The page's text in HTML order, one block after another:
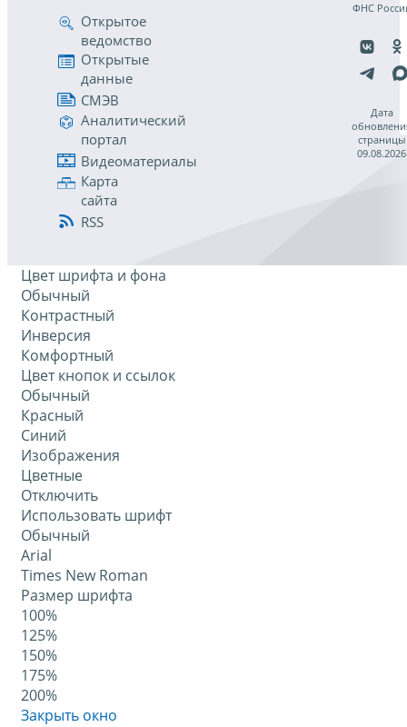
Открытое
ведомство
Открытые
данные
СМЭВ
Аналитический
портал
Видеоматериалы
Карта
сайта
RSS
ФНС
Дата
страницы
09.08.2026
Цвет шрифта и фона
Обычный
Контрастный
Инверсия
Комфортный
Цвет кнопок и ссылок
Обычный
Красный
Синий
Изображения
Цветные
Отключить
Использовать шрифт
Обычный
Arial
Times New Roman
Размер шрифта
100%
125%
150%
175%
200%
Закрыть окно